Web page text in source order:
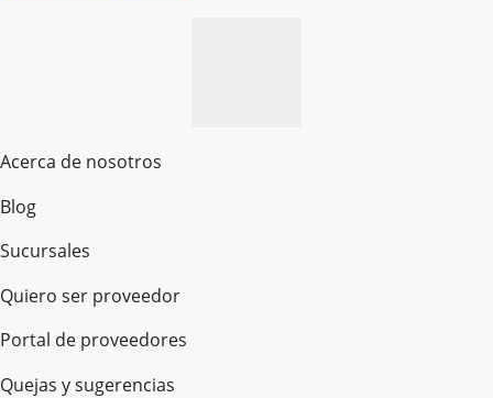
Acerca de nosotros
Blog
Sucursales
Quiero ser proveedor
Portal de proveedores
Quejas y sugerencias